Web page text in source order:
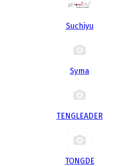
Suchiyu
Syma
TENGLEADER
TONGDE